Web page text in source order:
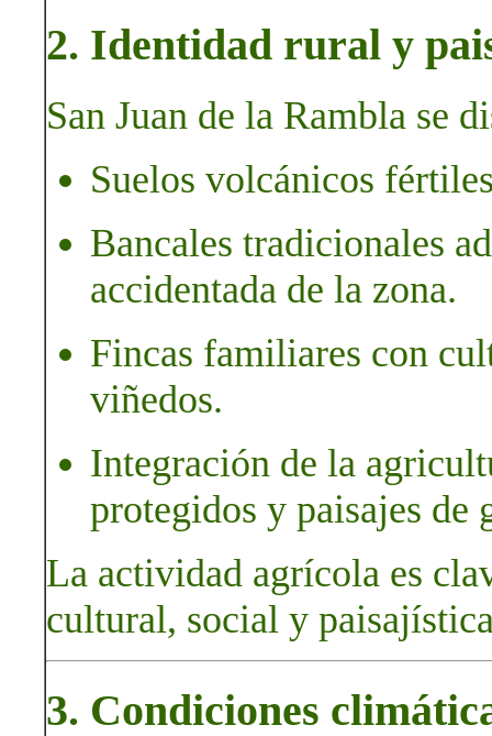
2. Identidad rural y
San Juan de la Rambla se
Suelos volcánicos
Bancales tradicionales
accidentada de la zona.
Fincas familiares con
viñedos.
Integración de la
protegidos y paisajes de
La actividad agrícola es
cultural, social y
3. Condiciones